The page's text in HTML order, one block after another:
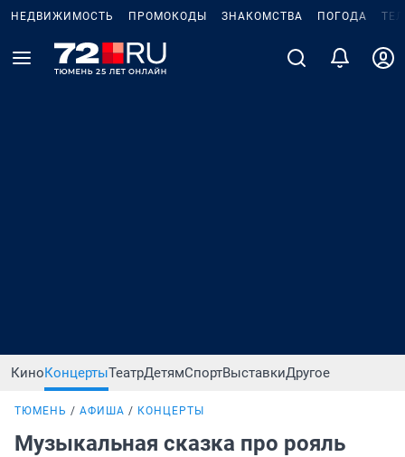
НЕДВИЖИМОСТЬ ПРОМОКОДЫ ЗНАКОМСТВА ПОГОДА
КиноКонцертыТеатрДетямСпортВыставкиДругое
ТЮМЕНЬ АФИША КОНЦЕРТЫ
Музыкальная сказка про рояль